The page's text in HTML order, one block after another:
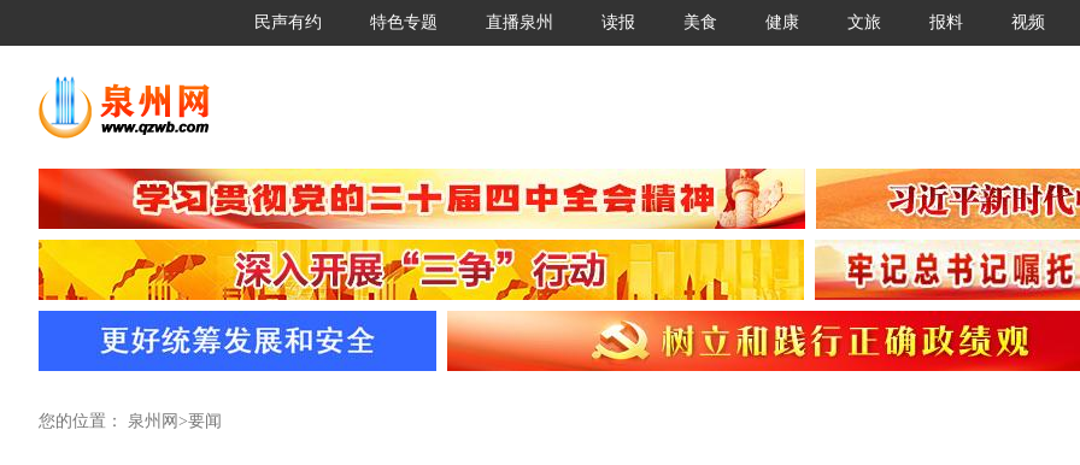
民声有约 特色专题 直播泉州 读报 美食 健康 文旅 报料 视频
您的位置： 泉州网 >要闻